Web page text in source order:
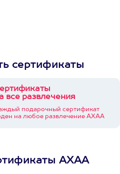
сертификаты
все развлечения
подарочный сертификат
на любое развлечение АХАА
АХАА